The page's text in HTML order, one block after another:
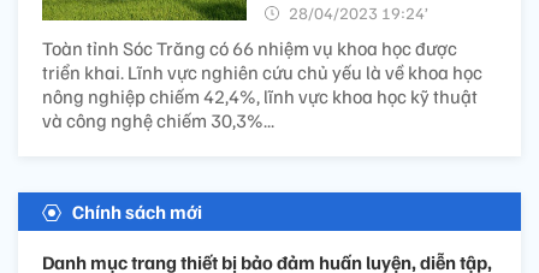
28/04/2023 19:24’
Toàn tỉnh Sóc Trăng có 66 nhiệm vụ khoa học được
triển khai. Lĩnh vực nghiên cứu chủ yếu là về khoa học
nông nghiệp chiếm 42,4%, lĩnh vực khoa học kỹ thuật
và công nghệ chiếm 30,3%...
Chính sách mới
Danh mục trang thiết bị bảo đảm huấn luyện, diễn tập,